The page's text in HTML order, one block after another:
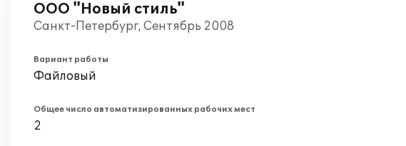
ООО "Новый стиль"
Санкт-Петербург, Сентябрь 2008
Вариант работы
Файловый
Общее число автоматизированных рабочих мест
2